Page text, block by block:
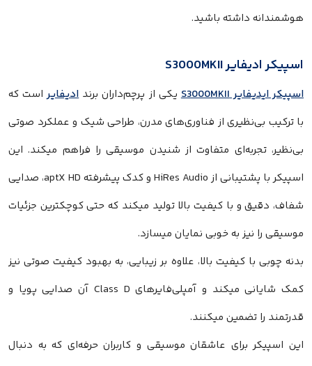
هوشمندانه داشته باشید.
اسپیکر ادیفایر S3000MKII
اسپیکر ایدیفایر S3000MKII یکی از پرچم‌داران برندادیفایراست که
با ترکیب بی‌نظیری از فناوری‌های مدرن، طراحی شیک و عملکرد صوتی
بی‌نظیر، تجربه‌ای متفاوت از شنیدن موسیقی را فراهم میکند. این
اسپیکر با پشتیبانی از HiRes Audio و کدک پیشرفته aptX HD، صدایی
شفاف، دقیق و با کیفیت بالا تولید میکند که حتی کوچکترین جزئیات
موسیقی را نیز به خوبی نمایان میسازد.
بدنه چوبی با کیفیت بالا، علاوه بر زیبایی، به بهبود کیفیت صوتی نیز
کمک شایانی میکند و آمپلی‌فایرهای Class D آن صدایی پویا و
قدرتمند را تضمین میکنند.
این اسپیکر برای عاشقان موسیقی و کاربران حرفه‌ای که به دنبال